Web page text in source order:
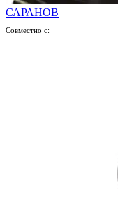
САРАНОВ
Совместно с: